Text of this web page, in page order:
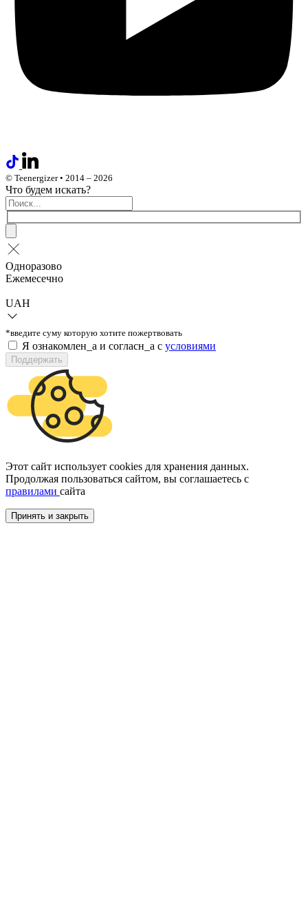
© Teenergizer • 2014 – 2026
Что будем искать?
Одноразово
Ежемесечно
UAH
*введите суму которую хотите пожертвовать
Я ознакомлен_а и согласн_а c условиями
Поддержать
Этот сайт использует cookies для хранения данных.
Продолжая пользоваться сайтом, вы соглашаетесь с
правилами сайта
Принять и закрыть